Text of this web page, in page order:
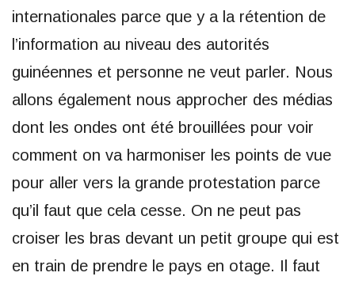
internationales parce que y a la rétention de
l’information au niveau des autorités
guinéennes et personne ne veut parler. Nous
allons également nous approcher des médias
dont les ondes ont été brouillées pour voir
comment on va harmoniser les points de vue
pour aller vers la grande protestation parce
qu’il faut que cela cesse. On ne peut pas
croiser les bras devant un petit groupe qui est
en train de prendre le pays en otage. Il faut